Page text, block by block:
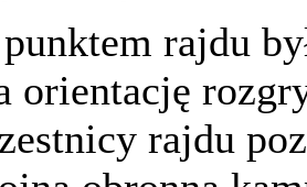
rajdu
orientację
rajdu